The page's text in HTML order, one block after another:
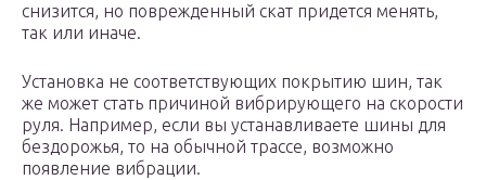
снизится, но поврежденный скат придется менять,
так или иначе.
Установка не соответствующих покрытию шин, так
же может стать причиной вибрирующего на скорости
руля. Например, если вы устанавливаете шины для
бездорожья, то на обычной трассе, возможно
появление вибрации.